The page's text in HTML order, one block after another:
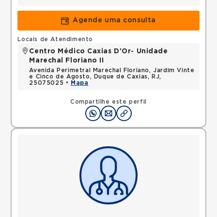
Agende uma consulta
Compartilhe este perfil
Locais de Atendimento
Centro Médico Caxias D'Or- Unidade
Marechal Floriano II
Avenida Perimetral Marechal Floriano, Jardim Vinte
e Cinco de Agosto, Duque de Caxias, RJ,
25075025 •
Mapa